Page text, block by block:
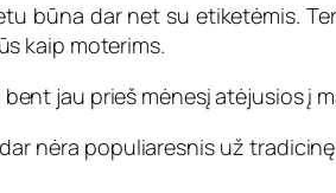
būna dar net su etiketėmis.
kaip moterims.
jau prieš mėnesį atėjusios į
nėra populiaresnis už